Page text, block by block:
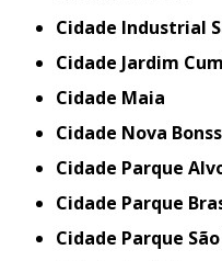
Cidade Industrial
Cidade Jardim
Cidade Maia
Cidade Nova
Cidade Parque
Cidade Parque
Cidade Parque